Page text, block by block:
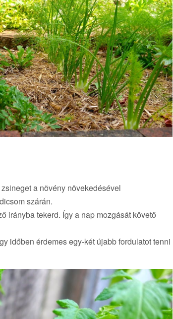
a növény növekedésével
szárán.
irányba tekerd. Így a nap mozgását követő
időben érdemes egy-két újabb fordulatot tenni